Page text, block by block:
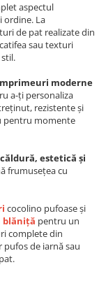
aspectul
ordine. La
de pat realizate din
sau texturi
moderne
a-ți personaliza
rezistente și
pentru momente
căldură, estetică și
frumusețea cu
cocolino pufoase și
blăniță pentru un
complete din
de iarnă sau